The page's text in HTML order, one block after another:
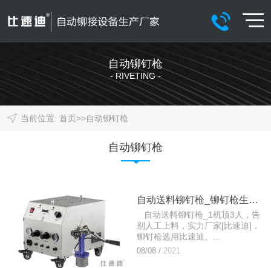
自动铆钉枪
- RIVETING -
当前位置: 首页>>自动铆钉枪
自动铆钉枪
自动送料铆钉枪_铆钉枪生产厂家
自动送料铆钉枪_1机顶3人，告
别人工上料，实力厂家[比速迪]，
铆钉枪选用比速迪。...
08/08 / 2021